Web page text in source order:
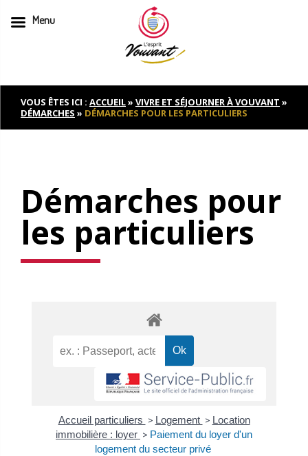
to
contentVOUS ÊTES ICI : ACCUEIL» VIVRE ET SÉJOURNER À VOUVANT »
DÉMARCHES » DÉMARCHES POUR LES PARTICULIERS
Démarches pour
les particuliers
Accueil particuliers > Logement > Location
immobilière : loyer > Paiement du loyer d'un
logement du secteur privé
Menu